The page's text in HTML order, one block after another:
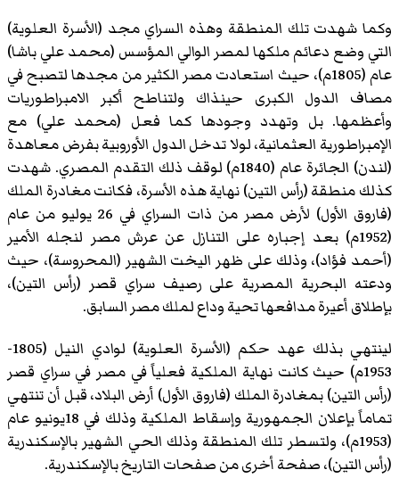
وكما شهدت تلك المنطقة وهذه السراي مجد (الأسرة العلوية)
التي وضع دعائم ملكها لمصر الوالي المؤسس (محمد علي باشا)
عام (1805م)، حيث استعادت مصر الكثير من مجدها لتصبح في
مصاف الدول الكبرى حينذاك ولتناطح أكبر الامبراطوريات
وأعظمها. بل وتهدد وجودها كما فعل (محمد علي) مع
الإمبراطورية العثمانية، لولا تدخل الدول الأوروبية بفرض معاهدة
(لندن) الجائرة عام (1840م) لوقف ذلك التقدم المصري. شهدت
كذلك منطقة (رأس التين) نهاية هذه الأسرة، فكانت مغادرة الملك
(فاروق الأول) لأرض مصر من ذات السراي في 26 يوليو من عام
(1952م) بعد إجباره على التنازل عن عرش مصر لنجله الأمير
(أحمد فؤاد)، وذلك على ظهر اليخت الشهير (المحروسة)، حيث
ودعته البحرية المصرية على رصيف سراي قصر (رأس التين)،
بإطلاق أعيرة مدافعها تحية وداع لملك مصر السابق.
لينتهي بذلك عهد حكم (الأسرة العلوية) لوادي النيل (1805-
1953م) حيث كانت نهاية الملكية فعلياً في مصر في سراي قصر
(رأس التين) بمغادرة الملك (فاروق الأول) أرض البلاد، قبل أن تنتهي
تماماً بإعلان الجمهورية وإسقاط الملكية وذلك في 18يونيو عام
(1953م)، ولتسطر تلك المنطقة وذلك الحي الشهير بالإسكندرية
(رأس التين)، صفحة أخرى من صفحات التاريخ بالإسكندرية.